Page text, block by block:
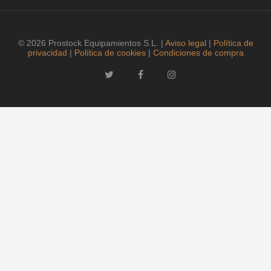
© 2026 Prostock Equipamientos S.L. | Aviso legal| Política de
privacidad | Política de cookies| Condiciones de compra